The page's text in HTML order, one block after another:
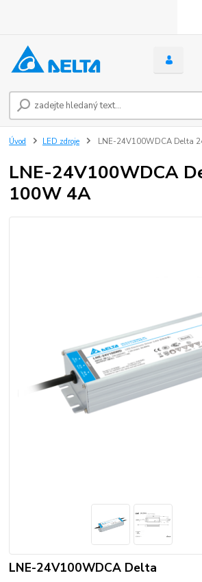
Úvod LED zdroje LNE-24V100WDCA Delta
LNE-24V100WDCA
100W 4A
LNE-24V100WDCA Delta